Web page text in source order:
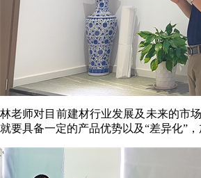
林老师对目前建材行业发展及未来的市
就要具备一定的产品优势以及“差异化”